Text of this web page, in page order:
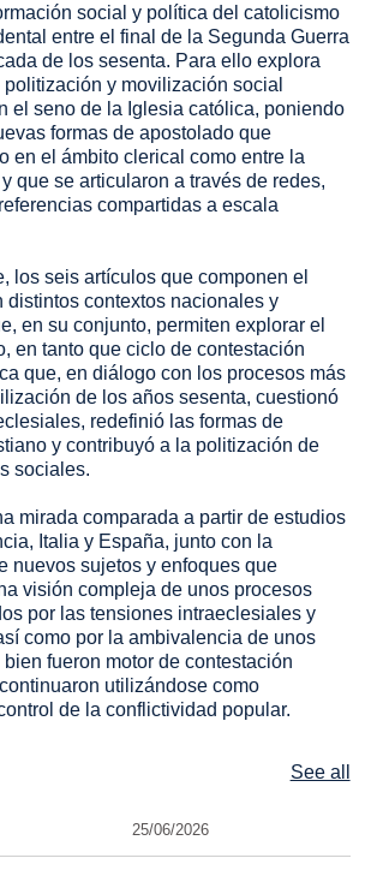
social y política del catolicismo
entre el final de la Segunda Guerra
de los sesenta. Para ello explora
politización y movilización social
el seno de la Iglesia católica, poniendo
formas de apostolado que
en el ámbito clerical como entre la
que se articularon a través de redes,
compartidas a escala
los seis artículos que componen el
distintos contextos nacionales y
en su conjunto, permiten explorar el
en tanto que ciclo de contestación
que, en diálogo con los procesos más
de los años sesenta, cuestionó
redefinió las formas de
y contribuyó a la politización de
sociales.
mirada comparada a partir de estudios
Italia y España, junto con la
nuevos sujetos y enfoques que
visión compleja de unos procesos
por las tensiones intraeclesiales y
como por la ambivalencia de unos
fueron motor de contestación
utilizándose como
de la conflictividad popular.
See all
25/06/2026